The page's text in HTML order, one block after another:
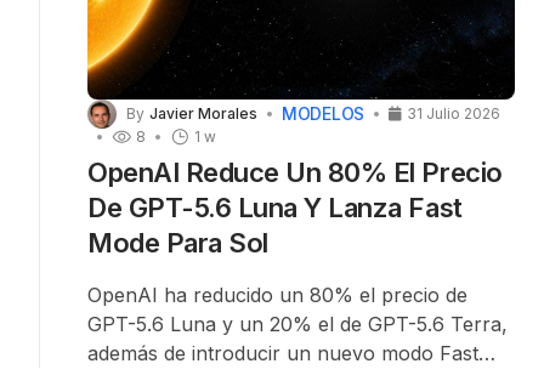
By Javier Morales MODELOS
1 w
31 Julio 2026
8
OpenAI Reduce Un 80% El Precio
De GPT-5.6 Luna Y Lanza Fast
Mode Para Sol
OpenAI ha reducido un 80% el precio de
GPT-5.6 Luna y un 20% el de GPT-5.6 Terra,
además de introducir un nuevo modo Fast